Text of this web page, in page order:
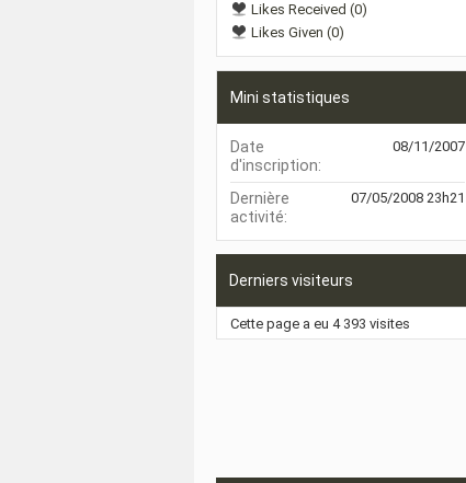
Likes Received (0)
Likes Given (0)
Mini statistiques
Date
d'inscription
08/11/2007
Dernière
activité
07/05/2008 23h21
Derniers visiteurs
Cette page a eu 4 393 visites